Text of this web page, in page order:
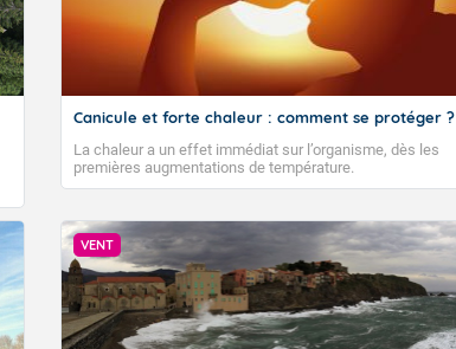
Canicule et forte chaleur : comment se protéger ?
La chaleur a un effet immédiat sur l’organisme, dès les
premières augmentations de température.
VENT